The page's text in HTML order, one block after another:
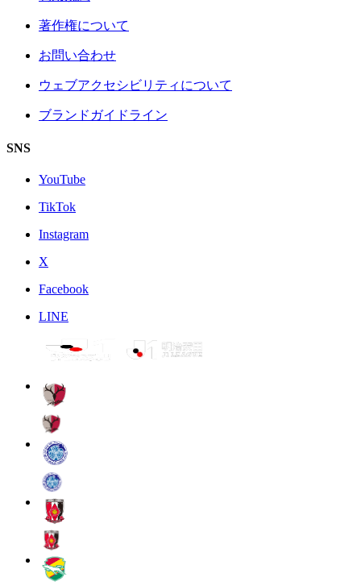
著作権について
お問い合わせ
ウェブアクセシビリティについて
ブランドガイドライン
SNS
YouTube
TikTok
Instagram
X
Facebook
LINE